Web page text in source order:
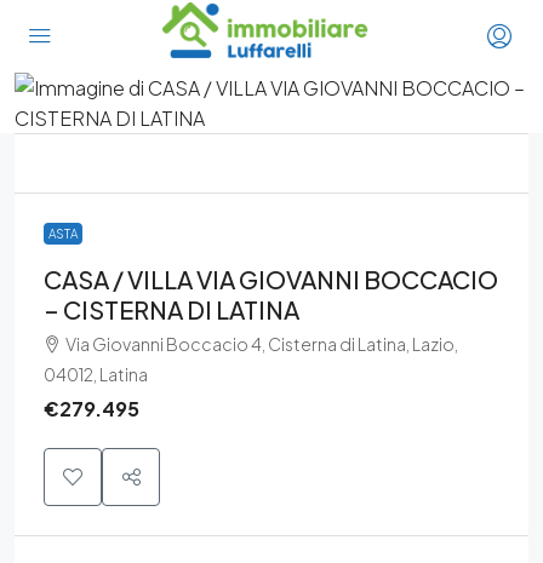
ASTA
CASA / VILLA VIA GIOVANNI BOCCACIO
– CISTERNA DI LATINA
Via Giovanni Boccacio 4, Cisterna di Latina, Lazio,
04012, Latina
€279.495